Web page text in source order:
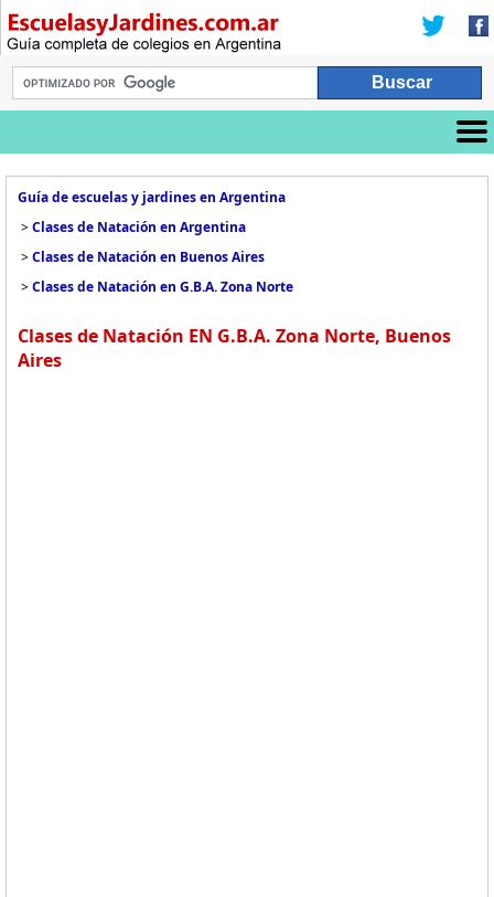
Guía de escuelas y jardines en Argentina
>Clases de Natación en Argentina
>Clases de Natación en Buenos Aires
>Clases de Natación en G.B.A. Zona Norte
Clases de Natación EN G.B.A. Zona Norte, Buenos
Aires